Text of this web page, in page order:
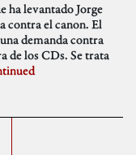
ha levantado Jorge
contra el canon. El
demanda contra
de los CDs. Se trata